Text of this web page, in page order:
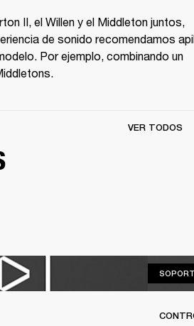
II, el Willen y el Middleton juntos,
de sonido recomendamos
Por ejemplo, combinando un
VER TODOS